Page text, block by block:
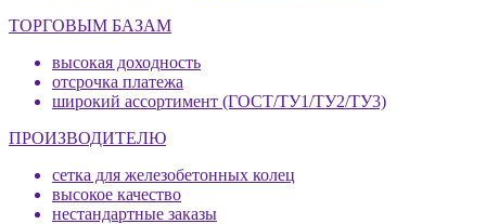
ТОРГОВЫМ БАЗАМ
высокая доходность
отсрочка платежа
широкий ассортимент (ГОСТ/ТУ1/ТУ2/ТУ3)
ПРОИЗВОДИТЕЛЮ
сетка для железобетонных колец
высокое качество
нестандартные заказы